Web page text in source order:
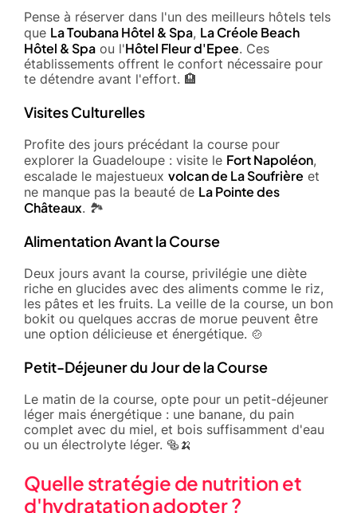
Pense à réserver dans l'un des meilleurs hôtels tels
que La Toubana Hôtel & Spa, La Créole Beach
Hôtel & Spa ou l'Hôtel Fleur d'Epee. Ces
établissements offrent le confort nécessaire pour
te détendre avant l'effort. 🏨
Visites Culturelles
Profite des jours précédant la course pour
explorer la Guadeloupe : visite le Fort Napoléon,
escalade le majestueux volcan de La Soufrière et
ne manque pas la beauté de La Pointe des
Châteaux. 🏞️
Alimentation Avant la Course
Deux jours avant la course, privilégie une diète
riche en glucides avec des aliments comme le riz,
les pâtes et les fruits. La veille de la course, un bon
bokit ou quelques accras de morue peuvent être
une option délicieuse et énergétique. 🍲
Petit-Déjeuner du Jour de la Course
Le matin de la course, opte pour un petit-déjeuner
léger mais énergétique : une banane, du pain
complet avec du miel, et bois suffisamment d'eau
ou un électrolyte léger. 🥯🍌
Quelle stratégie de nutrition et
d'hydratation adopter ?